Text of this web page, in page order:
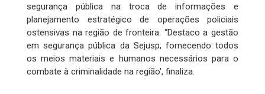
segurança pública na troca de informações e
planejamento estratégico de operações policiais
ostensivas na região de fronteira. “Destaco a gestão
em segurança pública da Sejusp, fornecendo todos
os meios materiais e humanos necessários para o
combate à criminalidade na região', finaliza.